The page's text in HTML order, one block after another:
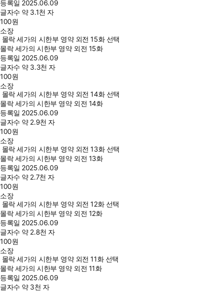
등록일 2025.06.09
글자수 약 3.1천 자
100원
소장
몰락 세가의 시한부 영약 외전 15화 선택
몰락 세가의 시한부 영약 외전 15화
등록일 2025.06.09
글자수 약 3.3천 자
100원
소장
몰락 세가의 시한부 영약 외전 14화 선택
몰락 세가의 시한부 영약 외전 14화
등록일 2025.06.09
글자수 약 2.9천 자
100원
소장
몰락 세가의 시한부 영약 외전 13화 선택
몰락 세가의 시한부 영약 외전 13화
등록일 2025.06.09
글자수 약 2.7천 자
100원
소장
몰락 세가의 시한부 영약 외전 12화 선택
몰락 세가의 시한부 영약 외전 12화
등록일 2025.06.09
글자수 약 2.8천 자
100원
소장
몰락 세가의 시한부 영약 외전 11화 선택
몰락 세가의 시한부 영약 외전 11화
등록일 2025.06.09
글자수 약 3천 자